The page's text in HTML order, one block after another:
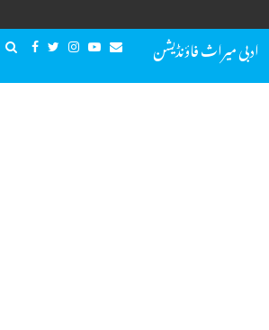
ادبی میراث فاؤنڈیشن